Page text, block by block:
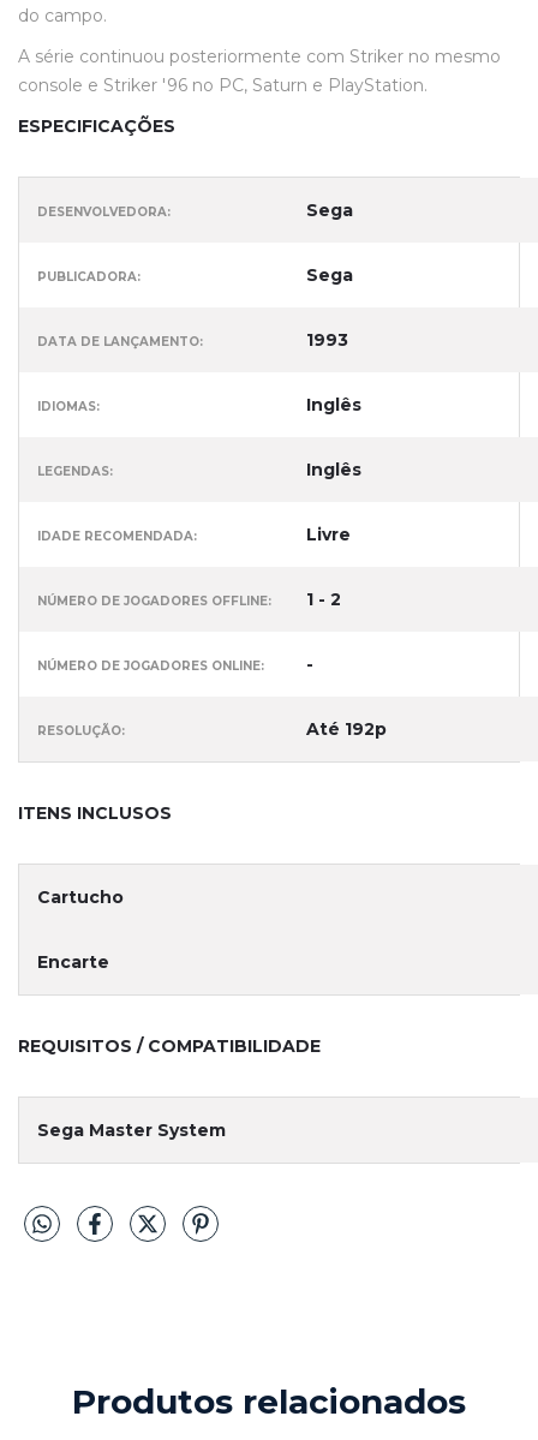
do campo.
A série continuou posteriormente com Striker no mesmo
console e Striker '96 no PC, Saturn e PlayStation.
ESPECIFICAÇÕES
DESENVOLVEDORA: Sega
PUBLICADORA: Sega
DATA DE LANÇAMENTO: 1993
IDIOMAS: Inglês
LEGENDAS: Inglês
IDADE RECOMENDADA: Livre
NÚMERO DE JOGADORES OFFLINE: 1 - 2
NÚMERO DE JOGADORES ONLINE: -
RESOLUÇÃO: Até 192p
ITENS INCLUSOS
Cartucho
Encarte
REQUISITOS / COMPATIBILIDADE
Sega Master System
Produtos relacionados